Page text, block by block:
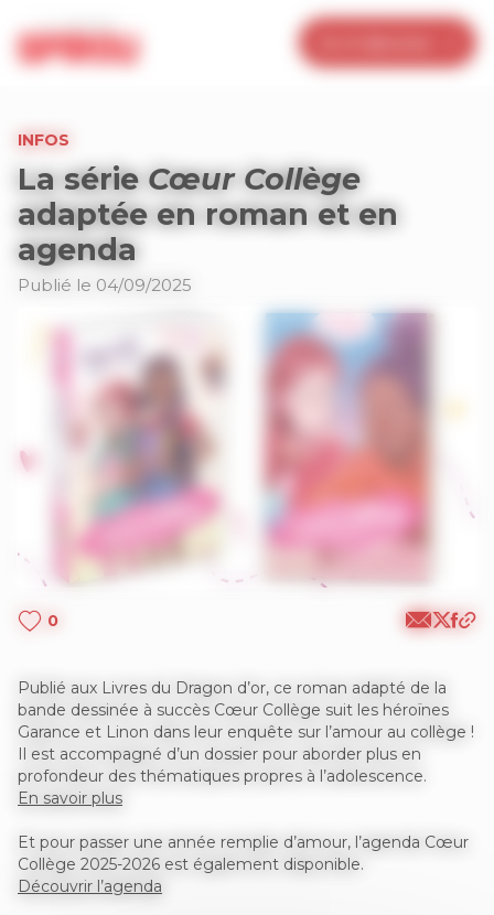
INFOS
La sérieCœur Collège
adaptée en roman et en
agenda
Publié le 04/09/2025
0
Publié aux Livres du Dragon d’or, ce roman adapté de la
bande dessinée à succès Cœur Collège suit les héroïnes
Garance et Linon dans leur enquête sur l’amour au collège !
Il est accompagné d’un dossier pour aborder plus en
profondeur des thématiques propres à l’adolescence.
En savoir plus
Et pour passer une année remplie d’amour, l’agenda Cœur
Collège 2025-2026 est également disponible.
Découvrir l’agenda